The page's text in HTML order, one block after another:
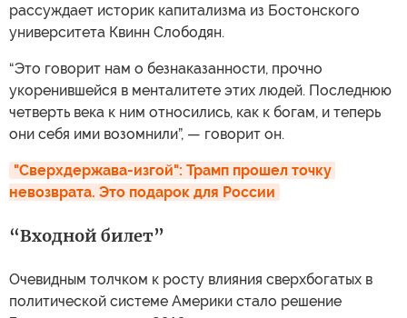
рассуждает историк капитализма из Бостонского
университета Квинн Слободян.
“Это говорит нам о безнаказанности, прочно
укоренившейся в менталитете этих людей. Последнюю
четверть века к ним относились, как к богам, и теперь
они себя ими возомнили”, — говорит он.
"Сверхдержава-изгой": Трамп прошел точку
невозврата. Это подарок для России
“Входной билет”
Очевидным толчком к росту влияния сверхбогатых в
политической системе Америки стало решение